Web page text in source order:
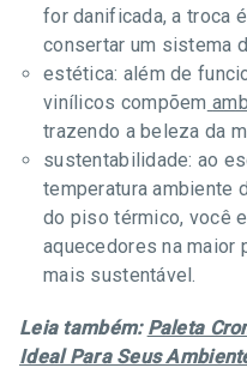
for danificada, a troca
consertar um sistema
estética: além de
vinílicos compõem
trazendo a beleza da
sustentabilidade: ao
temperatura ambiente
do piso térmico, você
aquecedores na maior
mais sustentável.
Leia também: Paleta
Ideal Para Seus